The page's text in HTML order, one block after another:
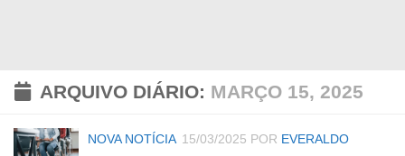
ARQUIVO DIÁRIO: MARÇO 15, 2025
NOVA NOTÍCIA 15/03/2025 POR EVERALDO